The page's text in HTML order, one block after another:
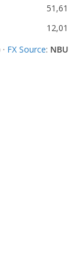
51,61
12,01
FX Source: NBU